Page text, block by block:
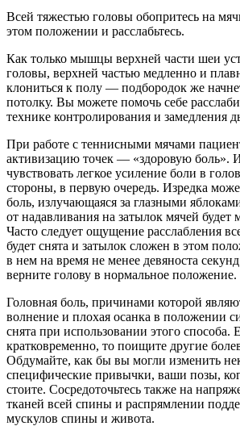
Всей тяжестью головы обопритесь на
этом положении и расслабьтесь.
Как только мышцы верхней части шеи
головы, верхней частью медленно и
клониться к полу — подбородок же
потолку. Вы можете помочь себе
технике контролирования и замедления
При работе с теннисными мячами
активизацию точек — «здоровую боль».
чувствовать легкое усиление боли в
стороны, в первую очередь. Изредка
боль, излучающаяся за глазными
от надавливания на затылок мячей будет
Часто следует ощущение расслабления
будет снята и затылок сложен в этом
в нем на время не менее девяноста
верните голову в нормальное положение.
Головная боль, причинами которой
волнение и плохая осанка в положении
снята при использовании этого способа.
кратковременно, то поищите другие
Обдумайте, как бы вы могли изменить
специфические привычки, ваши позы,
стоите. Сосредоточьтесь также на
тканей всей спины и распрямлении
мускулов спины и живота.